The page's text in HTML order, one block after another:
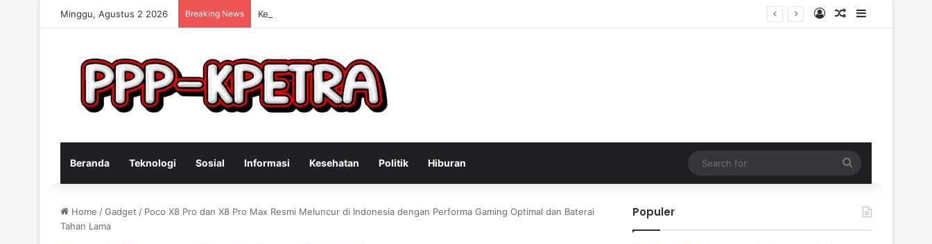
Minggu, Agustus 2 2026 Breaking News Keterampilan Konsultan Bisnis Online untuk Meningkatkan Pendapatan Berdasarkan Pengalaman Praktis Log InRandom Article
Sidebar
Beranda Teknologi Sosial Informasi Kesehatan Politik Hiburan
for
Home /Gadget / Poco X8 Pro dan X8 Pro Max Resmi Meluncur di Indonesia dengan Performa Gaming Optimal dan Baterai
Tahan Lama
Populer